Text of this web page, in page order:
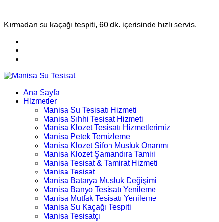
Kırmadan su kaçağı tespiti, 60 dk. içerisinde hızlı servis.
Ana Sayfa
Hizmetler
Manisa Su Tesisatı Hizmeti
Manisa Sıhhi Tesisat Hizmeti
Manisa Klozet Tesisatı Hizmetlerimiz
Manisa Petek Temizleme
Manisa Klozet Sifon Musluk Onarımı
Manisa Klozet Şamandıra Tamiri
Manisa Tesisat & Tamirat Hizmeti
Manisa Tesisat
Manisa Batarya Musluk Değişimi
Manisa Banyo Tesisatı Yenileme
Manisa Mutfak Tesisatı Yenileme
Manisa Su Kaçağı Tespiti
Manisa Tesisatçı